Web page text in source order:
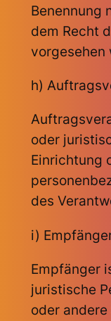
Benennung
dem Recht
vorgesehen
h)
oder
Einrichtung
des
i)
Empfänger
juristische
oder